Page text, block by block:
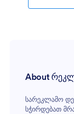
About
სარეკლამო
სჭირდებათ